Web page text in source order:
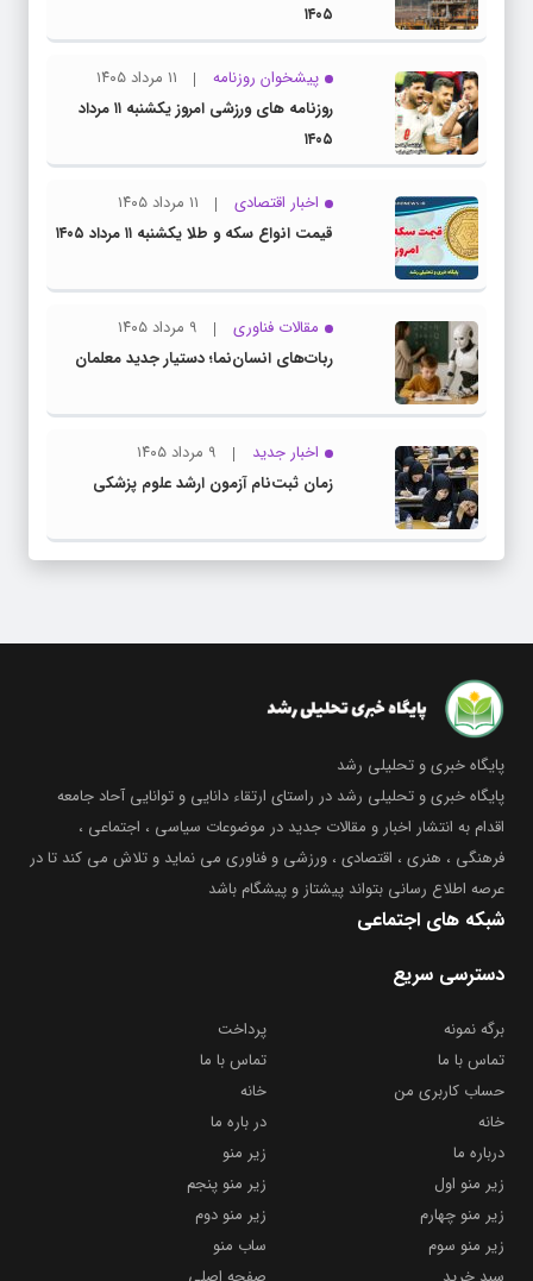
۱۴۰۵
پیشخوان روزنامه
۱۱ مرداد ۱۴۰۵
روزنامه های ورزشی امروز یکشنبه ۱۱ مرداد
۱۴۰۵
اخبار اقتصادی
۱۱ مرداد ۱۴۰۵
قیمت انواع سکه و طلا یکشنبه ۱۱ مرداد ۱۴۰۵
مقالات فناوری
۹ مرداد ۱۴۰۵
ربات‌های انسان‌نما؛ دستیار جدید معلمان
اخبار جدید
۹ مرداد ۱۴۰۵
زمان ثبت‌نام آزمون ارشد علوم پزشکی
پایگاه خبری و تحلیلی رشد
پایگاه خبری و تحلیلی رشد در راستای ارتقاء دانایی و توانایی آحاد جامعه
اقدام به انتشار اخبار و مقالات جدید در موضوعات سیاسی ، اجتماعی ،
فرهنگی ، هنری ، اقتصادی ، ورزشی و فناوری می نماید و تلاش می کند تا در
عرصه اطلاع رسانی بتواند پیشتاز و پیشگام باشد
شبکه های اجتماعی
دسترسی سریع
برگه نمونه
پرداخت
تماس با ما
تماس با ما
حساب کاربری من
خانه
خانه
در باره ما
درباره ما
زیر منو
زیر منو اول
زیر منو پنجم
زیر منو چهارم
زیر منو دوم
زیر منو سوم
ساب منو